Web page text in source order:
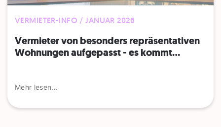
VERMIETER-INFO / JANUAR 2026
Vermieter von besonders repräsentativen
Wohnungen aufgepasst - es kommt...
Mehr lesen...